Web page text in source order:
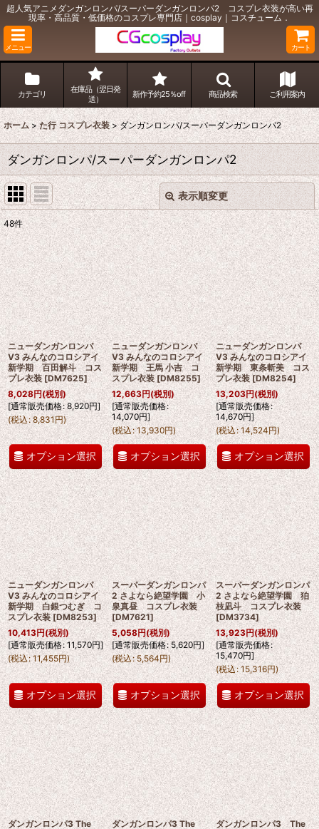
超人気アニメダンガンロンパ/スーパーダンガンロンパ2 コスプレ衣装が高い再
現率・高品質・低価格のコスプレ専門店｜cosplay｜コスチューム．
メニュー カート
カテゴリ
在庫品（翌日発
送）
新作予約25％off 商品検索 ご利用案内
ホーム > た行 コスプレ衣装 > ダンガンロンパ/スーパーダンガンロンパ2
ダンガンロンパ/スーパーダンガンロンパ2
表示順変更
表示数:
並び順:
絞り込む
閉じる
48件
ニューダンガンロンパ
V3 みんなのコロシアイ
新学期 百田解斗 コス
プレ衣装 [DM7625]
8,028円(税別)
[通常販売価格: 8,920円]
(税込: 8,831円)
オプション選択
ニューダンガンロンパ
V3 みんなのコロシアイ
新学期 王馬 小吉 コ
スプレ衣装 [DM8255]
12,663円(税別)
[通常販売価格:
14,070円]
(税込: 13,930円)
オプション選択
ニューダンガンロンパ
V3 みんなのコロシアイ
新学期 東条斬美 コス
プレ衣装 [DM8254]
13,203円(税別)
[通常販売価格:
14,670円]
(税込: 14,524円)
オプション選択
ニューダンガンロンパ
V3 みんなのコロシアイ
新学期 白銀つむぎ コ
スプレ衣装 [DM8253]
10,413円(税別)
[通常販売価格: 11,570円]
(税込: 11,455円)
オプション選択
スーパーダンガンロンパ
2 さよなら絶望学園 小
泉真昼 コスプレ衣装
[DM7621]
5,058円(税別)
[通常販売価格: 5,620円]
(税込: 5,564円)
オプション選択
スーパーダンガンロンパ
2 さよなら絶望学園 狛
枝凪斗 コスプレ衣装
[DM3734]
13,923円(税別)
[通常販売価格:
15,470円]
(税込: 15,316円)
オプション選択
ダンガンロンパ3 The
ダンガンロンパ3 The
ダンガンロンパ3 The